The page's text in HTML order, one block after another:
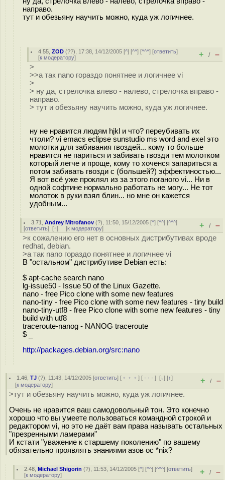
направо.
тут и обезьяну научить можно, куда уж логичнее.
4.55 ,ZOD (??), 17:38, 14/12/2005 [^] [^^] [^^^] [ответить]
[к модератору] + / –
>
>>а так nano гораздо понятнее и логичнее vi
>
> ну да, стрелочка влево - налево, стрелочка вправо -
направо.
> тут и обезьяну научить можно, куда уж логичнее.
ну не нравится людям hjkl и что? переубивать их
чтоли? vi emacs eclipse sunstudio ms word and exel это
молотки для забивания гвоздей... кому то больше
нравится не париться и забивать гвозди тем молотком
который легче и проще, кому то хоченся запариться а
потом забивать гвозди с (большей?) эффектиностью...
Я вот всё уже проклял из за этого поганого vi... Ни в
одной софтине нормально работать не могу... Не тот
молоток в руки взял блин... но мне он кажется
удобным...
3.71 ,Andrey Mitrofanov (?), 11:50, 15/12/2005 [^] [^^] [^^^]
[ответить] [↑] [к модератору] + / –
>к сожалению его нет в основных дистрибутивах вроде
redhat, debian.
>а так nano гораздо понятнее и логичнее vi
В "остальном" дистрибутиве Debian есть:
$ apt-cache search nano
lg-issue50 - Issue 50 of the Linux Gazette.
nano - free Pico clone with some new features
nano-tiny - free Pico clone with some new features - tiny build
nano-tiny-utf8 - free Pico clone with some new features - tiny
build with utf8
traceroute-nanog - NANOG traceroute
$ _
http://packages.debian.org/src:nano
1.46 ,TJ (?), 11:43, 14/12/2005 [ответить] [ ﹢﹢﹢] [ · · ·][↓] [↑]
[к модератору] + / –
>тут и обезьяну научить можно, куда уж логичнее.
Очень не нравится ваш самодовольный тон. Это конечно
хорошо что вы умеете пользоваться командной строкой и
редактором vi, но это не даёт вам права называть остальных
"презренными ламерами"
И кстати "уважение к старшему поколению" по вашему
обязательно проявлять знаниями азов ос *nix?
2.48 ,Michael Shigorin (?), 11:53, 14/12/2005 [^] [^^] [^^^] [ответить]
[к модератору] + / –